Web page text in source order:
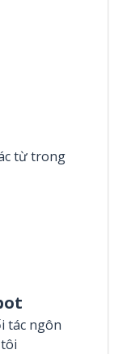
từ trong
tác ngôn